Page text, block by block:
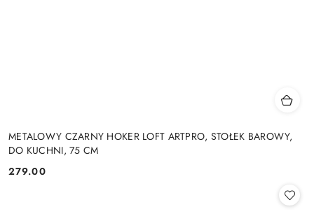
METALOWY CZARNY HOKER LOFT ARTPRO, STOŁEK BAROWY,
DO KUCHNI, 75 CM
Cena:
279.00